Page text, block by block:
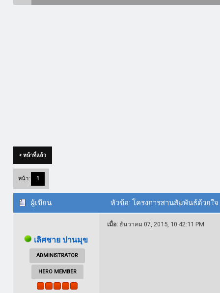
« หน้าที่แล้ว
หน้า: 1
ผู้เขียน หัวข้อ: โครงการสานสัมพันธ์ด้วยใ
เลิศชาย ปานมุข
ADMINISTRATOR
HERO MEMBER
เมื่อ:ธันวาคม 07, 2015, 10:42:11 PM